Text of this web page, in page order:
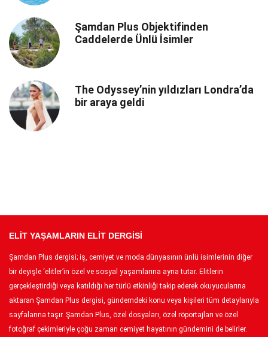
Şamdan Plus Objektifinden
Caddelerde Ünlü İsimler
The Odyssey’nin yıldızları Londra’da
bir araya geldi
ELİT YAŞAMLARIN ELİT DERGİSİ
Şamdan Plus dergisi; iş, cemiyet ve moda dünyasının ünlü isimlerinin diğer
bir deyişle ‘elitler’in özel ve sosyal yaşamlarına ayna tutar. Elitlerin
gerçekleştirdiği veya katıldığı her türlü etkinliği takip ederek okuyucularına
aktaran Şamdan Plus dergisi, gündemdeki konu veya kişileri tüm detaylarıyla
sayfalarına taşır. Şamdan Plus, özel dosyaları, özel röportajları ve özel
fotoğraf çekimleriyle çoğu zaman cemiyet hayatının gündemini de belirler.